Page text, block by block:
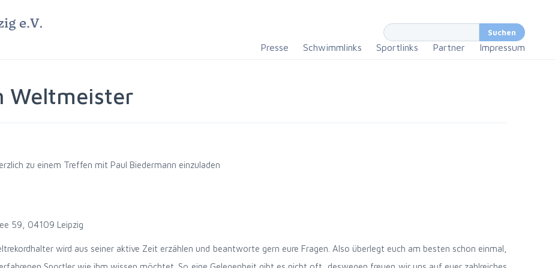
Presse Schwimmlinks Sportlinks Partner Impressum
Weltmeister
zu einem Treffen mit Paul Biedermann einzuladen
59, 04109 Leipzig
wird aus seiner aktive Zeit erzählen und beantworte gern eure Fragen. Also überlegt euch am besten schon einmal,